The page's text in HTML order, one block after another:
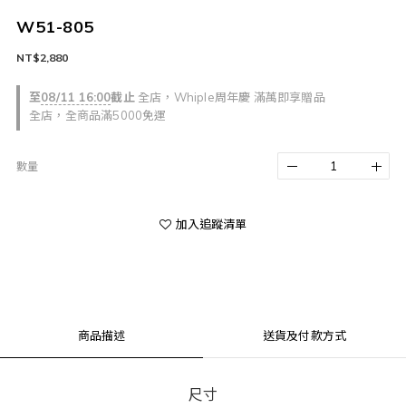
W51-805
至08/11 16:00截止 全店，Whiple周年慶 滿萬即享贈品
全店，全商品滿5000免運
NT$2,880
數量
加入追蹤清單
商品描述 送貨及付款方式
尺寸